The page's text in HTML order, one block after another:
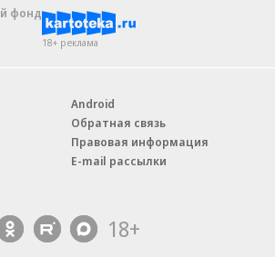
фонд
18+ реклама
Android
Обратная связь
Правовая информация
E-mail рассылки
18+